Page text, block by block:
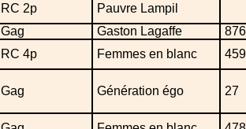
RC 2p
Pauvre Lampil
Gag Gaston Lagaffe
876
RC 4p Femmes en blanc 459
Gag Génération égo 27